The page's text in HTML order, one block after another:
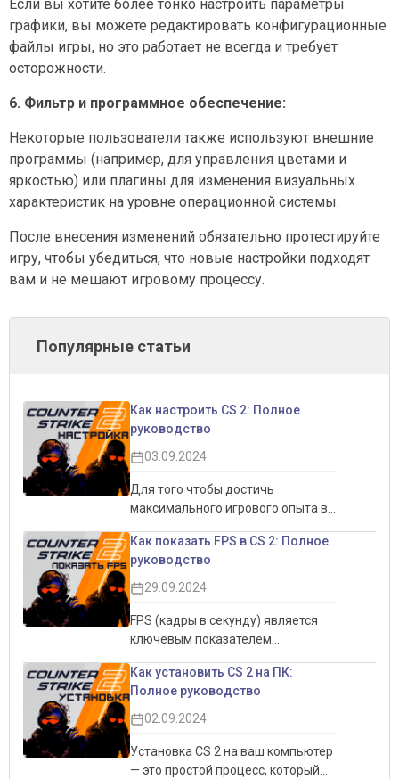
Если вы хотите более тонко настроить параметры
графики, вы можете редактировать конфигурационные
файлы игры, но это работает не всегда и требует
осторожности.
6. Фильтр и программное обеспечение:
Некоторые пользователи также используют внешние
программы (например, для управления цветами и
яркостью) или плагины для изменения визуальных
характеристик на уровне операционной системы.
После внесения изменений обязательно протестируйте
игру, чтобы убедиться, что новые настройки подходят
вам и не мешают игровому процессу.
Популярные статьи
Как настроить CS 2: Полное
руководство
03.09.2024
Для того чтобы достичь
максимального игрового опыта в
игру. Это не только позволит
увеличить производительность,
но и обеспечит более комфортный
интерфейса, графики и звука
могут существенно повлиять на
плавной и отзывчивой. В этом
руководстве мы подробно
рассмотрим все аспекты
добиться наилучших результатов,
будь то для мощного ПК или
Как показать FPS в CS 2: Полное
руководство
29.09.2024
FPS (кадры в секунду) является
ключевым показателем
особенно в соревновательных
играх, таких как CS 2.
Отслеживание FPS помогает
игровой процесс, и позволяет
оптимизировать настройки, чтобы
Как установить CS 2 на ПК:
Полное руководство
02.09.2024
Установка CS 2 на ваш компьютер
— это простой процесс, который